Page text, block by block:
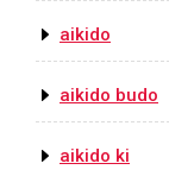
aikido
aikido budo
aikido ki